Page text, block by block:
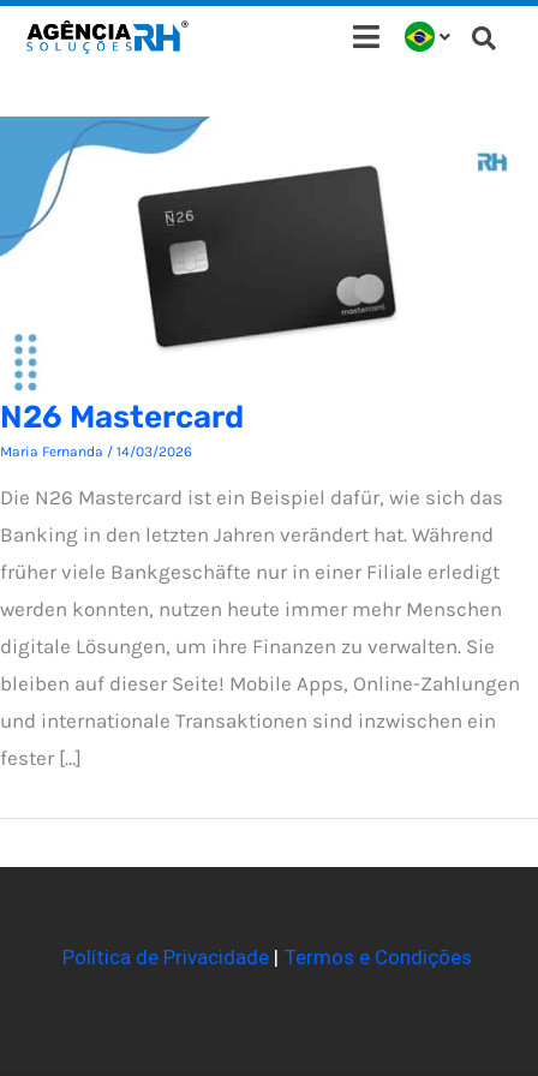
para
conteúdo
N26 Mastercard
Maria Fernanda / 14/03/2026
Die N26 Mastercard ist ein Beispiel dafür, wie sich das
Banking in den letzten Jahren verändert hat. Während
früher viele Bankgeschäfte nur in einer Filiale erledigt
werden konnten, nutzen heute immer mehr Menschen
digitale Lösungen, um ihre Finanzen zu verwalten. Sie
bleiben auf dieser Seite! Mobile Apps, Online-Zahlungen
und internationale Transaktionen sind inzwischen ein
fester […]
Política de Privacidade| Termos e Condições